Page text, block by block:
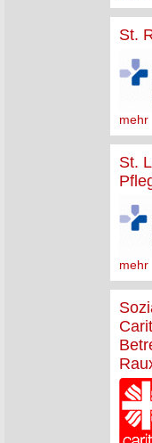
St.
mehr
St.
mehr